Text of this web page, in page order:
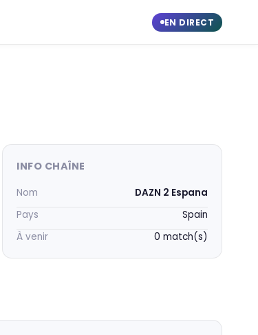
EN DIRECT
INFO CHAÎNE
Nom
DAZN 2 Espana
Pays
Spain
À venir
0 match(s)